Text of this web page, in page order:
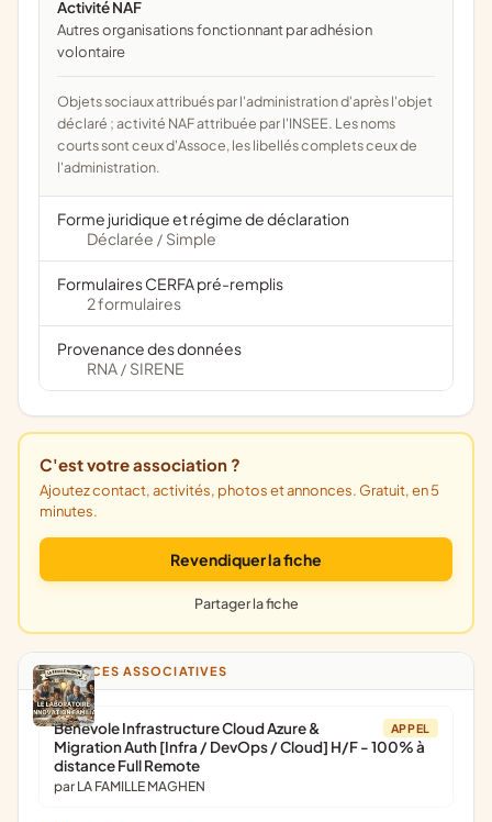
Activité NAF
Autres organisations fonctionnant par adhésion
volontaire
Objets sociaux attribués par l'administration d'après l'objet
déclaré ; activité NAF attribuée par l'INSEE. Les noms
courts sont ceux d'Assoce, les libellés complets ceux de
l'administration.
Forme juridique et régime de déclaration
Déclarée / Simple
Formulaires CERFA pré-remplis
2 formulaires
Provenance des données
RNA / SIRENE
C'est votre association ?
Ajoutez contact, activités, photos et annonces. Gratuit, en 5
minutes.
Revendiquer la fiche
Partager la fiche
ANNONCES ASSOCIATIVES
APPEL
Bénévole Infrastructure Cloud Azure &
Migration Auth [Infra / DevOps / Cloud] H/F - 100% à
distance Full Remote
par LA FAMILLE MAGHEN